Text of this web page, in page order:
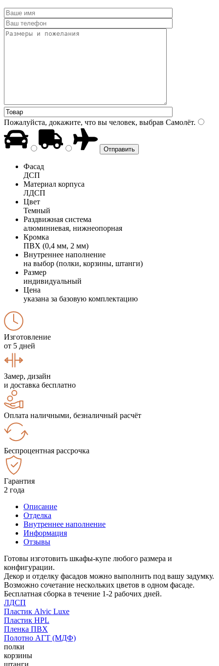
Пожалуйста, докажите, что вы человек, выбрав Самолёт.
Фасад
ДСП
Материал корпуса
ЛДСП
Цвет
Темный
Раздвижная система
алюминиевая, нижнеопорная
Кромка
ПВХ (0,4 мм, 2 мм)
Внутреннее наполнение
на выбор (полки, корзины, штанги)
Размер
индивидуальный
Цена
указана за базовую комплектацию
Изготовление
от 5 дней
Замер, дизайн
и доставка бесплатно
Оплата наличными, безналичный расчёт
Беспроцентная рассрочка
Гарантия
2 года
Описание
Отделка
Внутреннее наполнение
Информация
Отзывы
Готовы изготовить шкафы-купе любого размера и
конфигурации.
Декор и отделку фасадов можно выполнить под вашу задумку.
Возможно сочетание нескольких цветов в одном фасаде.
Бесплатная сборка в течение 1-2 рабочих дней.
ЛДСП
Пластик Alvic Luxe
Пластик HPL
Пленка ПВХ
Полотно АГТ (МДФ)
полки
корзины
штанги